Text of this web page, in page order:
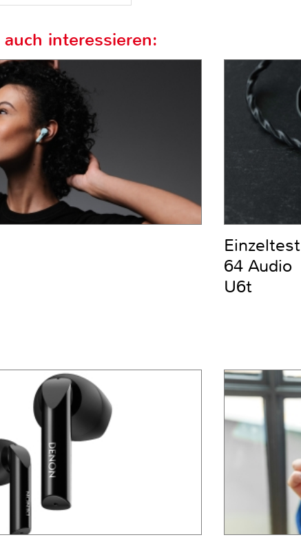
interessieren:
Einzeltest
64 Audio
U6t